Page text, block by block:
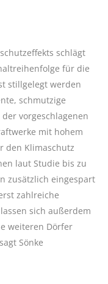
schlägt
für die
stillgelegt werden
schmutzige
vorgeschlagenen
mit hohem
den Klimaschutz
laut Studie bis zu
zusätzlich eingespart
zahlreiche
sich außerdem
weiteren Dörfer
Sönke